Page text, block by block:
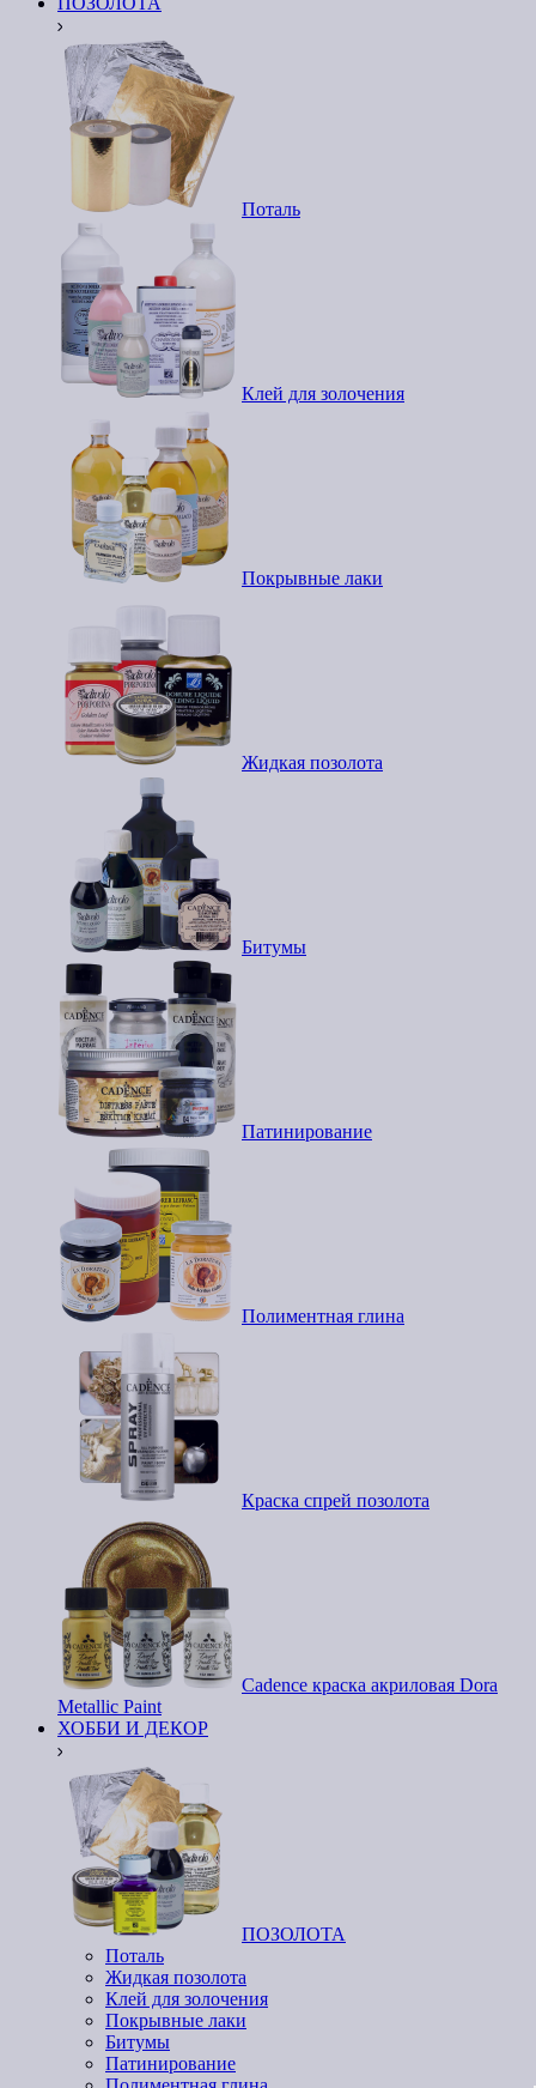
Поталь
Клей для золочения
Покрывные лаки
Жидкая позолота
Битумы
Патинирование
Полиментная глина
Краска спрей позолота
Cadence краска акриловая Dora
Metallic Paint
ХОББИ И ДЕКОР
ПОЗОЛОТА
Поталь
Жидкая позолота
Клей для золочения
Покрывные лаки
Битумы
Патинирование